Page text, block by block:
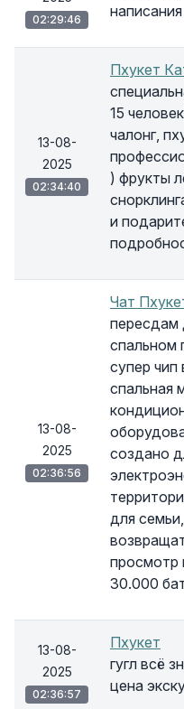
02:29:46
13-08-
2025
02:34:40
Пхукет
15
чалонг,
) фрукты
и
13-08-
2025
02:36:56
Чат
пересдам
спальном
супер чип
спальная
создано
для
просмотр
30.000
13-08-
2025
02:36:57
Пхукет
гугл всё
цена